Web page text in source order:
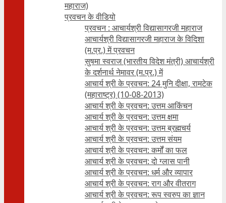
महाराज)
प्रवचन के वीडियो
प्रवचन : आचार्यश्री ‍विद्यासागरजी महाराज
आचार्यश्री विद्यासागरजी महाराज के विदिशा
(म.प्र.) में प्रवचन
सुषमा स्वराज (भारतीय विदेश मंत्री) आचार्यश्री
के दर्शनार्थ नेमावर (म.प्र.) में
आचार्य श्री के प्रवचन: 24 मुनि दीक्षा, रामटेक
(महाराष्ट्र) (10-08-2013)
आचार्य श्री के प्रवचन: उत्तम आकिंचन
आचार्य श्री के प्रवचन: उत्तम क्षमा
आचार्य श्री के प्रवचन: उत्तम ब्रह्मचर्य
आचार्य श्री के प्रवचन: उत्तम संयम
आचार्य श्री के प्रवचन: कर्मों का फल
आचार्य श्री के प्रवचन: दो ग्लास पानी
आचार्य श्री के प्रवचन: धर्म और व्यापार
आचार्य श्री के प्रवचन: राग और वीतराग
आचार्य श्री के प्रवचन: रूप स्वरुप का ज्ञान